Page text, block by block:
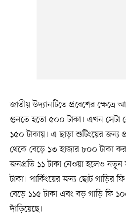
জাতীয় উদ্যানটিতে প্রবেশের ক্ষেত্রে
গুনতে হতো ৫০০ টাকা। এখন সেটা
১৫০ টাকায়। এ ছাড়া শুটিংয়ের জন্য
থেকে বেড়ে ১৩ হাজার ৮০০ টাকা
জনপ্রতি ১১ টাকা নেওয়া হলেও
টাকা। পার্কিংয়ের জন্য ছোট গাড়ির
বেড়ে ১১৫ টাকা এবং বড় গাড়ি ফি
দাঁড়িয়েছে।